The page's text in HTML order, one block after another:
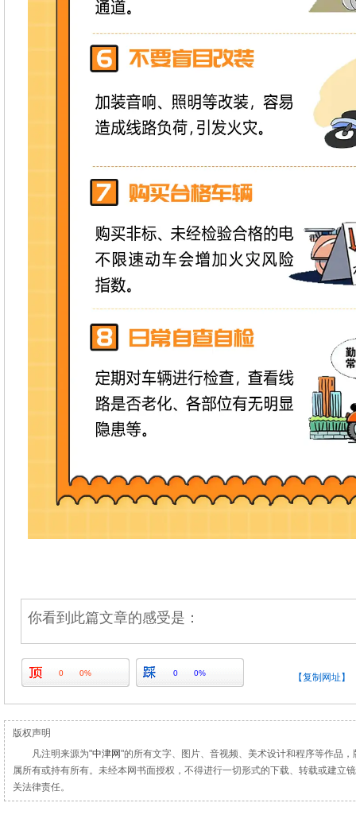
你看到此篇文章的感受是：
0 0% 0 0% 【复制网址】
版权声明
凡注明来源为"中津网"的所有文字、图片、音视频、美术设计和程序等作品
属所有或持有所有。未经本网书面授权，不得进行一切形式的下载、转载或建立
关法律责任。